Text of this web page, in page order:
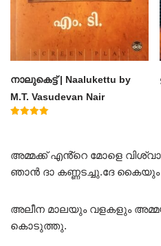
നാലുകെട്ട് | Naalukettu by
M.T. Vasudevan Nair
അമ്മക്ക് എൻ്റെ മോളെ
ഞാൻ ദാ കണ്ണടച്ചു.ദേ കൈയും
അലീന മാലയും വളകളും
കൊടുത്തു.